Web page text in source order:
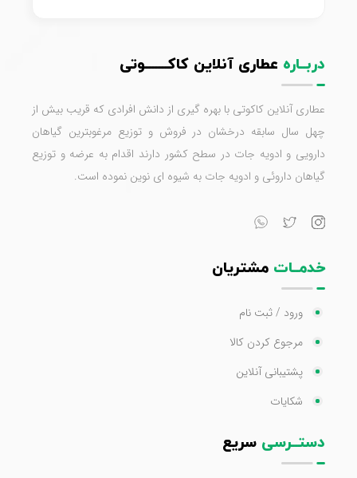
دربــاره عطاری آنلاین کاکـــــــوتی
عطاری آنلاین کاکوتی با بهره گیری از دانش افرادی که قریب بیش از
چهل سال سابقه درخشان در فروش و توزیع مرغوبترین گیاهان
دارویی و ادویه جات در سطح کشور دارند اقدام به عرضه و توزیع
گیاهان داروئی و ادویه جات به شیوه ای نوین نموده است.
خدمــات مشتریان
ورود / ثبت نام
مرجوع کردن کالا
پشتیبانی آنلاین
شکایات
دستــرسی سریع